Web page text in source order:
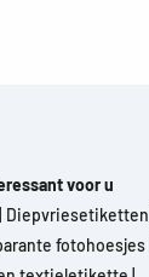
voor u
Diepvriesetiketten
fotohoesjes